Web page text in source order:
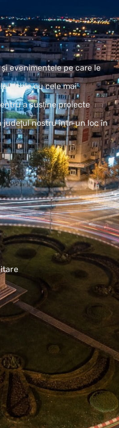
evenimentele pe care le
locale cu cele mai
a susţine proiecte
judeţul nostru într-un loc în